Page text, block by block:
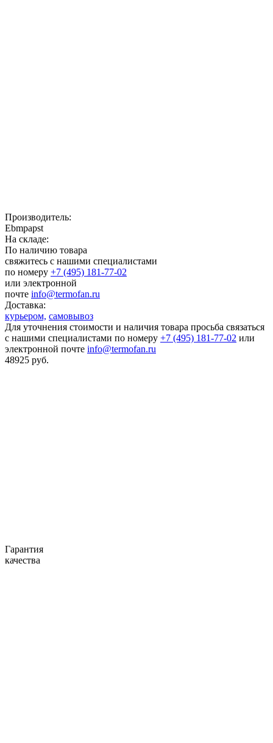
Производитель:
Ebmpapst
На складе:
По наличию товара
свяжитесь с нашими специалистами
по номеру +7 (495) 181-77-02
или электронной
почте info@termofan.ru
Доставка:
курьером, самовывоз
Для уточнения стоимости и наличия товара просьба связаться
с нашими специалистами по номеру +7 (495) 181-77-02 или
электронной почте info@termofan.ru
48925 руб.
Гарантия
качества